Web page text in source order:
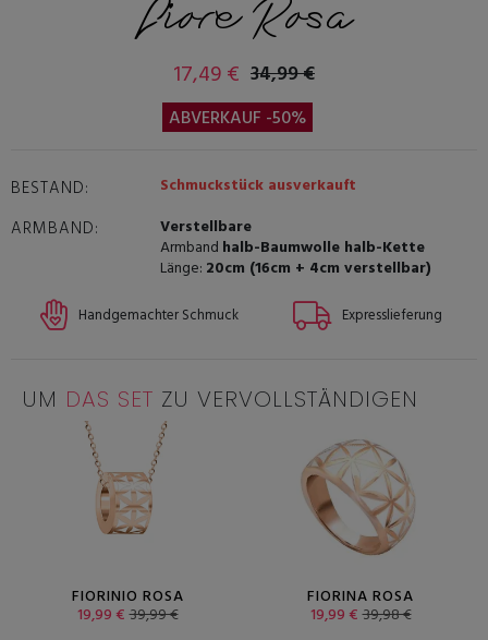
Fiore Rosa
17,49 € 34,99 €
ABVERKAUF -50%
BESTAND: Schmuckstück ausverkauft
ARMBAND:
Verstellbare
Armband halb-Baumwolle halb-Kette
Länge: 20cm (16cm + 4cm verstellbar)
Handgemachter Schmuck Expresslieferung
UM DAS SET ZU VERVOLLSTÄNDIGEN
FIORINIO ROSA
19,99 €39,99 €
FIORINA ROSA
19,99 €39,98 €